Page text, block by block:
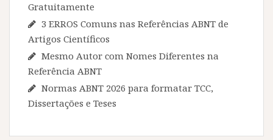
Gratuitamente
3 ERROS Comuns nas Referências ABNT de
Artigos Científicos
Mesmo Autor com Nomes Diferentes na
Referência ABNT
Normas ABNT 2026 para formatar TCC,
Dissertações e Teses